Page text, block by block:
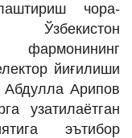
чора-
Ўзбекистон
фармонининг
йиғилиши
Абдулла Арипов
узатилаётган
эътибор